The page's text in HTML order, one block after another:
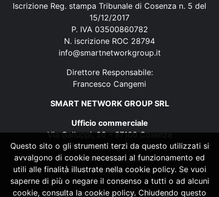
Iscrizione Reg. stampa Tribunale di Cosenza n. 5 del
15/12/2017
P. IVA 03500860782
N. iscrizione ROC 28794
info@smartnetworkgroup.it
Direttore Responsabile:
Francesco Cangemi
SMART NETWORK GROUP SRL
Ufficio commerciale
Via Galluppi, 26 – 87100 Cosenza
P. IVA 03500860782
N. iscrizione ROC 28794
info@smartnetworkgroup.it
Questo sito o gli strumenti terzi da questo utilizzati si
avvalgono di cookie necessari al funzionamento ed
utili alle finalità illustrate nella cookie policy. Se vuoi
saperne di più o negare il consenso a tutti o ad alcuni
cookie, consulta la cookie policy. Chiudendo questo